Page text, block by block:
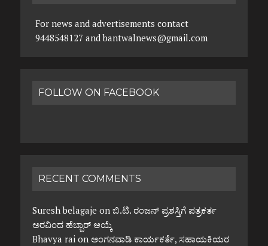
For news and advertisements contact
9448548127 and bantwalnews@gmail.com
FOLLOW ON FACEBOOK
RECENT COMMENTS
Suresh belagaje on ಬಿ.ಟಿ. ರಂಜನ್ ಪ್ರಶಸ್ತಿಗೆ ಪತ್ರಕರ್ತ
ಅರವಿಂದ ಹೆಬ್ಬಾರ್ ಆಯ್ಕೆ
Bhavya raion ಅಂಗನವಾಡಿ ಕಾರ್ಯಕರ್ತೆ, ಸಹಾಯಕಿಯರ